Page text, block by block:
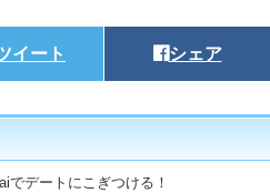
イート シェア
でデートにこぎつける！